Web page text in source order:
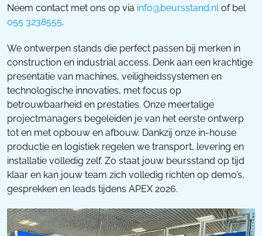
Neem contact met ons op via info@beursstand.nlof bel
055 3238555.
We ontwerpen stands die perfect passen bij merken in
construction en industrial access. Denk aan een krachtige
presentatie van machines, veiligheidssystemen en
technologische innovaties, met focus op
betrouwbaarheid en prestaties. Onze meertalige
projectmanagers begeleiden je van het eerste ontwerp
tot en met opbouw en afbouw. Dankzij onze in-house
productie en logistiek regelen we transport, levering en
installatie volledig zelf. Zo staat jouw beursstand op tijd
klaar en kan jouw team zich volledig richten op demo’s,
gesprekken en leads tijdens APEX 2026.